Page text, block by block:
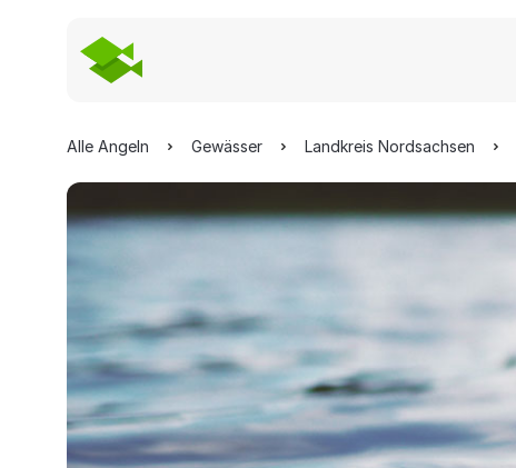
Alle Angeln Gewässer Landkreis Nordsachsen